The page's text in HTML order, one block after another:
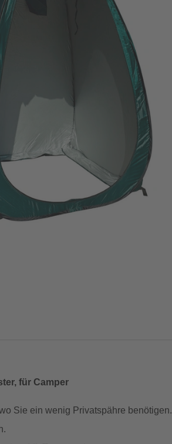
für Camper
Sie ein wenig Privatspähre benötigen.